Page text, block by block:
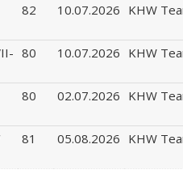
82 10.07.2026 KHW
80 10.07.2026 KHW
80 02.07.2026 KHW
81 05.08.2026 KHW